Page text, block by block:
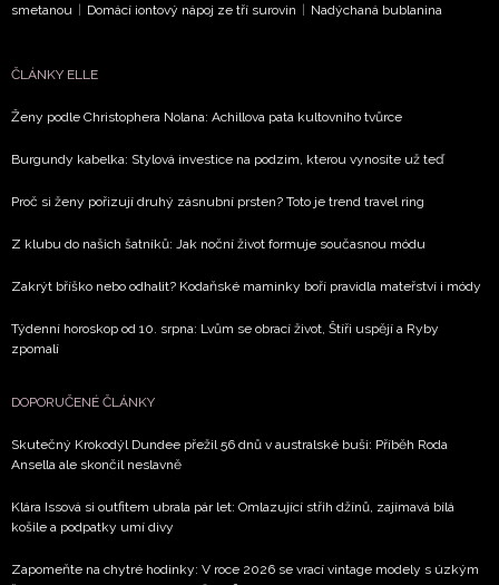
ochrany soukromí- BurdaMedia Extra s.r.o. bude s
vyhodnocení akce a zasílání novinek.
Chcete navíc dostávat i další zajímavé a exkluzivní
zpracováním údajů k tomuto účelu podleZásad ochrany
smetanou
Domácí iontový nápoj ze tří surovin Nadýchaná bublanina
ČLÁNKY ELLE
Ženy podle Christophera Nolana: Achillova pata kultovního tvůrce
Burgundy kabelka: Stylová investice na podzim, kterou vynosíte už teď
Proč si ženy pořizují druhý zásnubní prsten? Toto je trend travel ring
Z klubu do našich šatníků: Jak noční život formuje současnou módu
Zakrýt bříško nebo odhalit? Kodaňské maminky boří pravidla mateřství i módy
Týdenní horoskop od 10. srpna: Lvům se obrací život, Štíři uspějí a Ryby
zpomalí
DOPORUČENÉ ČLÁNKY
Skutečný Krokodýl Dundee přežil 56 dnů v australské buši: Příběh Roda
Ansella ale skončil neslavně
Klára Issová si outfitem ubrala pár let: Omlazující střih džínů, zajímavá bílá
košile a podpatky umí divy
Zapomeňte na chytré hodinky: V roce 2026 se vrací vintage modely s úzkým